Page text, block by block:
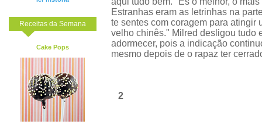
Receitas da Semana
Cake Pops
Estranhas eram as letrinhas na
te sentes com coragem para
velho chinês." Milred desligou tudo
adormecer, pois a indicação
mesmo depois de o rapaz ter
2